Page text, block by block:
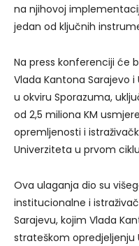
na njihovoj
jedan od ključnih
Na press konferenciji će
Vlada Kantona Sarajevo
u okviru Sporazuma,
od 2,5 miliona KM
opremljenosti i
Univerziteta u prvom
Ova ulaganja dio su
institucionalne i
Sarajevu, kojim Vlada
strateškom opredjeljenju